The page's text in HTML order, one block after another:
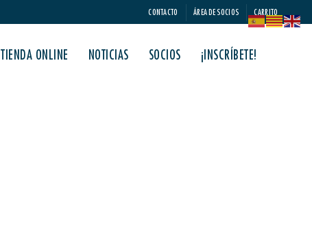
CONTACTO ÁREA DE SOCIOS CARRITO
TIENDA ONLINE NOTICIAS SOCIOS ¡INSCRÍBETE!